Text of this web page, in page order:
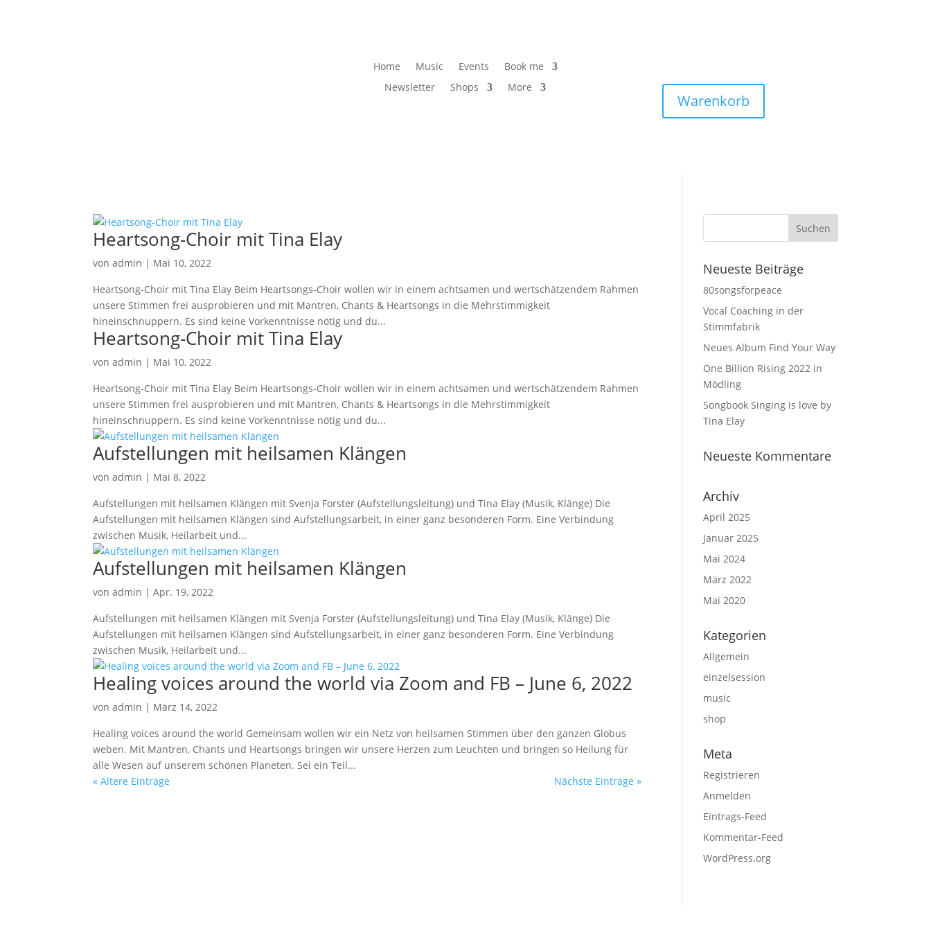
Home Music Events
Book me
Newsletter
Shops More
Warenkorb
Heartsong-Choir mit Tina Elay
vonadmin | Mai 10, 2022
Heartsong-Choir mit Tina Elay Beim Heartsongs-Choir wollen wir in einem achtsamen und wertschätzendem Rahmen
unsere Stimmen frei ausprobieren und mit Mantren, Chants & Heartsongs in die Mehrstimmigkeit
hineinschnuppern. Es sind keine Vorkenntnisse nötig und du...
Heartsong-Choir mit Tina Elay
vonadmin | Mai 10, 2022
Heartsong-Choir mit Tina Elay Beim Heartsongs-Choir wollen wir in einem achtsamen und wertschätzendem Rahmen
unsere Stimmen frei ausprobieren und mit Mantren, Chants & Heartsongs in die Mehrstimmigkeit
hineinschnuppern. Es sind keine Vorkenntnisse nötig und du...
Aufstellungen mit heilsamen Klängen
vonadmin | Mai 8, 2022
Aufstellungen mit heilsamen Klängen mit Svenja Forster (Aufstellungsleitung) und Tina Elay (Musik, Klänge) Die
Aufstellungen mit heilsamen Klängen sind Aufstellungsarbeit, in einer ganz besonderen Form. Eine Verbindung
zwischen Musik, Heilarbeit und...
Aufstellungen mit heilsamen Klängen
vonadmin |Apr. 19, 2022
Aufstellungen mit heilsamen Klängen mit Svenja Forster (Aufstellungsleitung) und Tina Elay (Musik, Klänge) Die
Aufstellungen mit heilsamen Klängen sind Aufstellungsarbeit, in einer ganz besonderen Form. Eine Verbindung
zwischen Musik, Heilarbeit und...
Healing voices around the world via Zoom and FB – June 6, 2022
vonadmin | März 14, 2022
Healing voices around the world Gemeinsam wollen wir ein Netz von heilsamen Stimmen über den ganzen Globus
weben. Mit Mantren, Chants und Heartsongs bringen wir unsere Herzen zum Leuchten und bringen so Heilung für
alle Wesen auf unserem schönen Planeten. Sei ein Teil...
« Ältere Einträge
Nächste Einträge »
Neueste Beiträge
80songsforpeace
Vocal Coaching in der
Stimmfabrik
Neues Album Find Your Way
One Billion Rising 2022 in
Mödling
Songbook Singing is love by
Tina Elay
Neueste Kommentare
Archiv
April 2025
Januar 2025
Mai 2024
März 2022
Mai 2020
Kategorien
Allgemein
einzelsession
music
shop
Meta
Registrieren
Anmelden
Eintrags-Feed
Kommentar-Feed
WordPress.org